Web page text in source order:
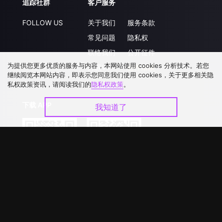
追踪社群
FOLLOW US
客户服务
关于我们
常见问题
联络我们
升级VIP
服务条款
隐私权
公开征件
合作洽談
为提供您更多优质的服务与内容，本网站使用 cookies 分析技术。若您
继续阅览本网站内容，即表示您同意我们使用 cookies，关于更多相关隐
私权政策资讯，请阅读我们的隐私权政策。
我知道了